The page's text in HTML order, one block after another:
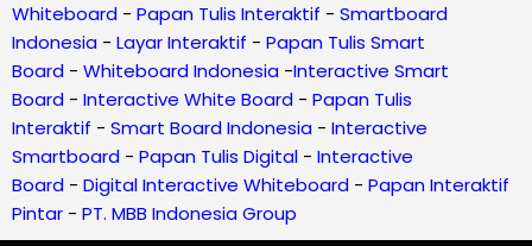
Whiteboard - Papan Tulis Interaktif - Smartboard
Indonesia - Layar Interaktif - Papan Tulis Smart
Board - Whiteboard Indonesia -Interactive Smart
Board - Interactive White Board - Papan Tulis
Interaktif - Smart Board Indonesia - Interactive
Smartboard - Papan Tulis Digital - Interactive
Board - Digital Interactive Whiteboard - Papan Interaktif
Pintar - PT. MBB Indonesia Group